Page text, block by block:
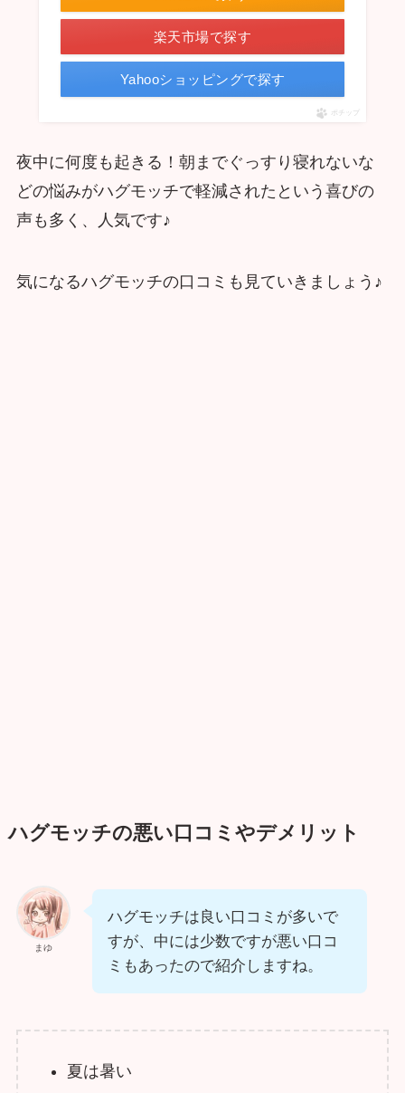
楽天市場で探す
Yahooショッピングで探す
ポチップ
夜中に何度も起きる！朝までぐっすり寝れないな
どの悩みがハグモッチで軽減されたという喜びの
声も多く、人気です♪
気になるハグモッチの口コミも見ていきましょう♪
ハグモッチの悪い口コミやデメリット
まゆ
ハグモッチは良い口コミが多いで
すが、中には少数ですが悪い口コ
ミもあったので紹介しますね。
夏は暑い